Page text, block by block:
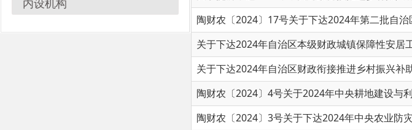
关于下达2024年中央财政城镇保障性安居工程补助资金预算